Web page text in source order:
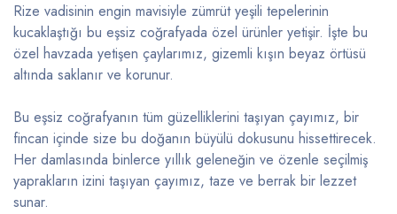
Rize vadisinin engin mavisiyle zümrüt yeşili tepelerinin
kucaklaştığı bu eşsiz coğrafyada özel ürünler yetişir. İşte bu
özel havzada yetişen çaylarımız, gizemli kışın beyaz örtüsü
altında saklanır ve korunur.
Bu eşsiz coğrafyanın tüm güzelliklerini taşıyan çayımız, bir
fincan içinde size bu doğanın büyülü dokusunu hissettirecek.
Her damlasında binlerce yıllık geleneğin ve özenle seçilmiş
yaprakların izini taşıyan çayımız, taze ve berrak bir lezzet
sunar.